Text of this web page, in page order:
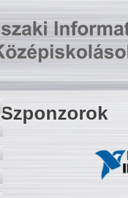
Szponzorok